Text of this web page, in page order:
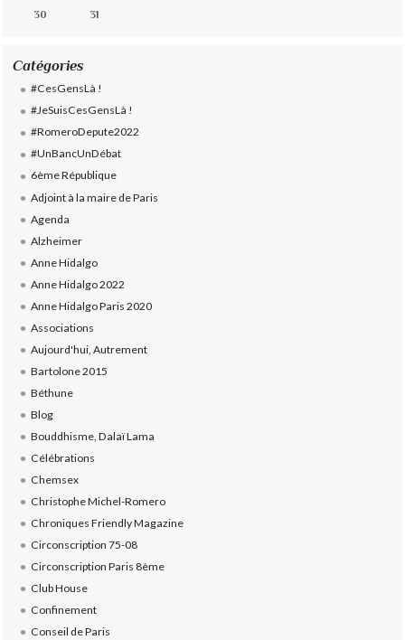
30
31
Catégories
#CesGensLà !
#JeSuisCesGensLà !
#RomeroDepute2022
#UnBancUnDébat
6ème République
Adjoint à la maire de Paris
Agenda
Alzheimer
Anne Hidalgo
Anne Hidalgo 2022
Anne Hidalgo Paris 2020
Associations
Aujourd'hui, Autrement
Bartolone 2015
Béthune
Blog
Bouddhisme, Dalaï Lama
Célébrations
Chemsex
Christophe Michel-Romero
Chroniques Friendly Magazine
Circonscription 75-08
Circonscription Paris 8ème
Club House
Confinement
Conseil de Paris